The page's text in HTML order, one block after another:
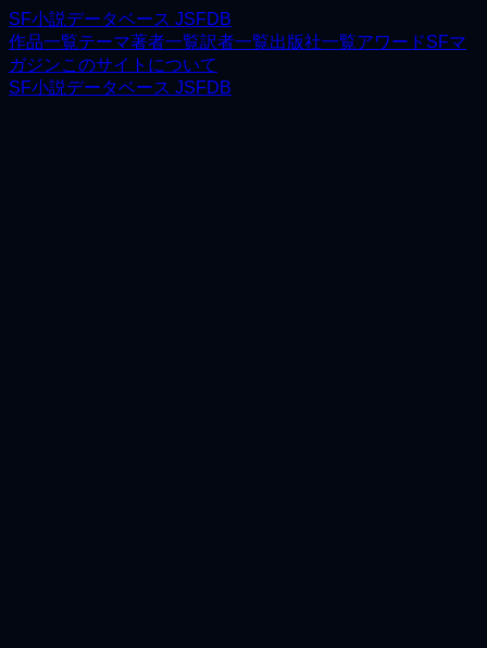
SF小説データベース JSFDB
作品一覧テーマ著者一覧訳者一覧出版社一覧アワードSFマ
ガジンこのサイトについて
SF小説データベース JSFDB